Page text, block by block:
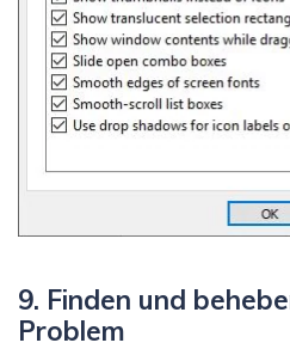
9. Finden und
Problem